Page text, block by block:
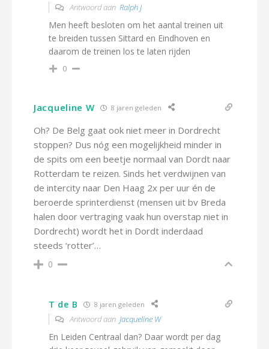
Antwoord aan Ralph J
Men heeft besloten om het aantal treinen uit
te breiden tussen Sittard en Eindhoven en
daarom de treinen los te laten rijden
0
Jacqueline W 8 jaren geleden
Oh? De Belg gaat ook niet meer in Dordrecht
stoppen? Dus nóg een mogelijkheid minder in
de spits om een beetje normaal van Dordt naar
Rotterdam te reizen. Sinds het verdwijnen van
de intercity naar Den Haag 2x per uur én de
beroerde sprinterdienst (mensen uit bv Breda
halen door vertraging vaak hun overstap niet in
Dordrecht) wordt het in Dordt inderdaad
steeds ‘rotter’…
0
T de B 8 jaren geleden
Antwoord aan Jacqueline W
En Leiden Centraal dan? Daar wordt per dag